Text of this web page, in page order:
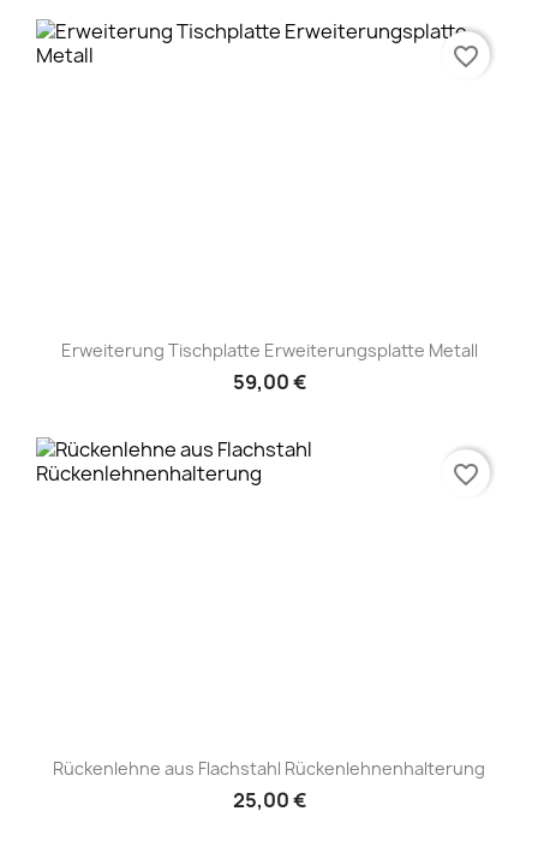
Erweiterung Tischplatte Erweiterungsplatte Metall
59,00 €
favorite_border
Rückenlehne aus Flachstahl Rückenlehnenhalterung
25,00 €
favorite_border